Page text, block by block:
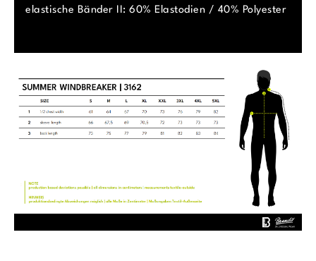
elastische Bänder II: 60% Elastodien / 40% Polyester